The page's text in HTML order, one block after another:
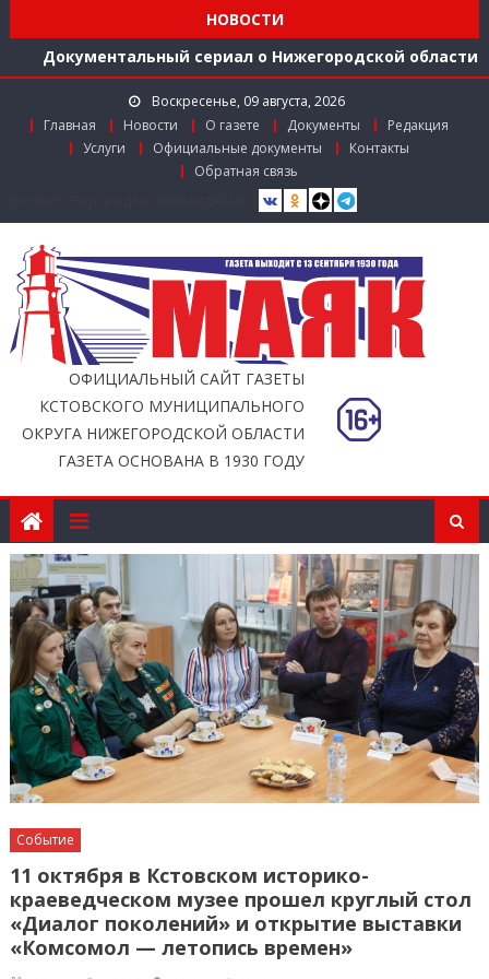
НОВОСТИ
Документальный сериал о Нижегородской области
Более 40 организаций-лидеров строительства
Нижегородской области получили награды в канун
Дня строителя
Использование беспилотников для выявления
незаконного сброса мусора с грузовиков начали
тестировать в Нижегородской области
Более 350 тысяч граждан стали пользователями
«Карты жителя Нижегородской области» к
середине 2026 года
Расширяем международное сотрудничество
Воскресенье, 09 августа, 2026
Главная
Новости О газете Документы
Редакция
Услуги
Официальные документы
Контакты
Обратная связь
ОФИЦИАЛЬНЫЙ САЙТ ГАЗЕТЫ
КСТОВСКОГО МУНИЦИПАЛЬНОГО
ОКРУГА НИЖЕГОРОДСКОЙ ОБЛАСТИ
ГАЗЕТА ОСНОВАНА В 1930 ГОДУ
Событие
11 октября в Кстовском историко-
краеведческом музее прошел круглый стол
«Диалог поколений» и открытие выставки
«Комсомол — летопись времен»